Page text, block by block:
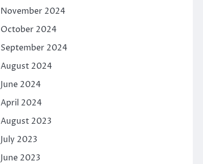
November 2024
October 2024
September 2024
August 2024
June 2024
April 2024
August 2023
July 2023
June 2023